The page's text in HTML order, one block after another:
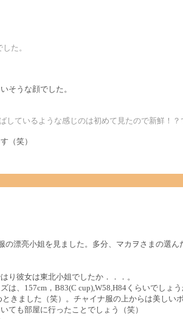
た。
そうな顔でした。
ているような感じのは初めて見たので新鮮！？
（笑）
漂亮小姐を見ました。多分、マカヲさまの選
り彼女は東北小姐でしたか．．．。
、157cm，B83(C cup),W58,H84くらいでしょう
きました（笑）。チャイナ服の上からは美し
ても部屋に行ったことでしょう（笑）